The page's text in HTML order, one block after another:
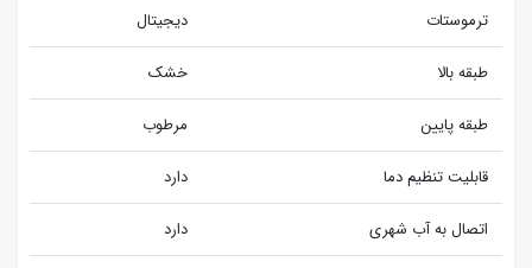
ترموستات دیجیتال
طبقه بالا خشک
طبقه پایین مرطوب
قابلیت تنظیم دما دارد
اتصال به آب شهری دارد